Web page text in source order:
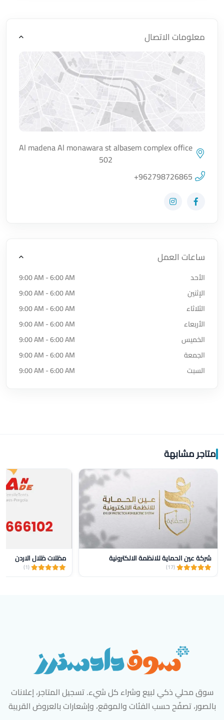
معلومات الاتصال
Al madena Al monawara st albasem complex office
502
+962798726865
زيارة حساب المتجر على Facebook-f
زيارة حساب المتجر على Instagram
ساعات العمل
الأحد
9:00 AM - 6:00 AM
الإثنين
9:00 AM - 6:00 AM
الثلاثاء
9:00 AM - 6:00 AM
الأربعاء
9:00 AM - 6:00 AM
الخميس
9:00 AM - 6:00 AM
الجمعة
9:00 AM - 6:00 AM
السبت
9:00 AM - 6:00 AM
متاجر مشابهة
شركة عين الحماية للانظمة الالكترونية
(17)
مظلات ظلال الاردن
(1)
سوق محلي ذكي لبيع وشراء كل شيء. تسجيل المتاجر، إعلانات
بالصور، تصفّح حسب الفئات والموقع، وإشعارات بالعروض القريبة